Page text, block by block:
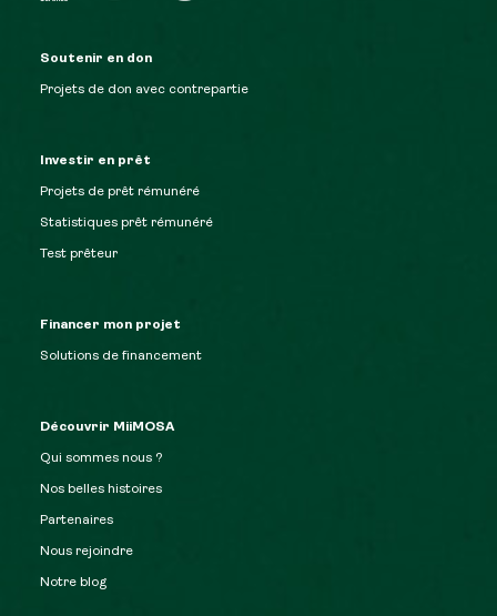
Soutenir en don
Projets de don avec contrepartie
Investir en prêt
Projets de prêt rémunéré
Statistiques prêt rémunéré
Test prêteur
Financer mon projet
Solutions de financement
Découvrir MiiMOSA
Qui sommes nous ?
Nos belles histoires
Partenaires
Nous rejoindre
Notre blog